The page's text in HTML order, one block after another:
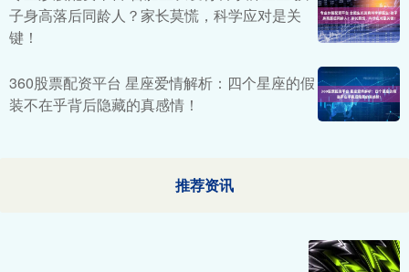
子身高落后同龄人？家长莫慌，科学应对是关
键！
360股票配资平台 星座爱情解析：四个星座的假
装不在乎背后隐藏的真感情！
推荐资讯